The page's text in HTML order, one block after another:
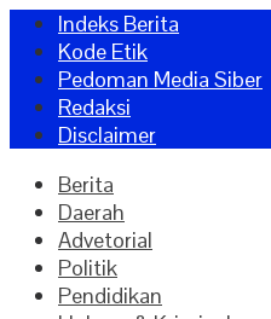
Indeks Berita
Kode Etik
Pedoman Media Siber
Redaksi
Disclaimer
Berita
Daerah
Advetorial
Politik
Pendidikan